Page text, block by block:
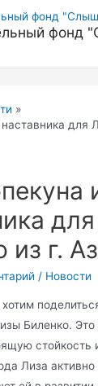
фонд
для
из г.
/ Новости
Биленко. Это
стойкость
Лиза